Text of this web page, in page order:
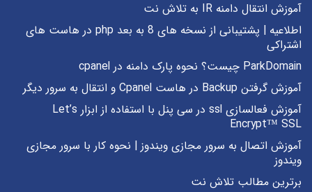
آموزش انتقال دامنه IR به تلاش نت
اطلاعیه | پشتیبانی از نسخه های 8 به بعد php در هاست های
اشتراکی
ParkDomain چیست؟ نحوه پارک دامنه در cpanel
آموزش گرفتن Backup در هاست Cpanel و انتقال به سرور دیگر
آموزش فعالسازی ssl در سی پنل با استفاده از ابزار Let’s
Encrypt™ SSL
آموزش اتصال به سرور مجازی ویندوز | نحوه کار با سرور مجازی
ویندوز
برترین مطالب تلاش نت